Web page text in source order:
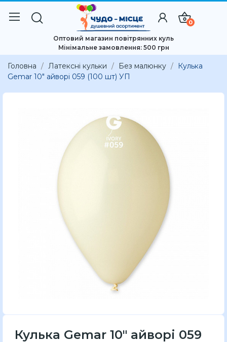
0
Оптовий магазин повітрянних куль
Мінімальне замовлення: 500 грн
Головна Латексні кульки Без малюнку
Кулька
Gemar 10" айворі 059 (100 шт) УП
Кулька Gemar 10" айворі 059